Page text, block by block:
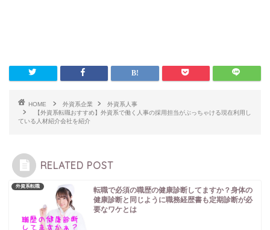
HOME 外資系企業
外資系人事
【外資系転職おすすめ】外資系で働く人事の採用担当がぶっちゃける現在利用し
ている人材紹介会社を紹介
RELATED POST
外資系転職
転職で必須の職歴の健康診断してますか？身体の
健康診断と同じように職務経歴書も定期診断が必
要なワケとは